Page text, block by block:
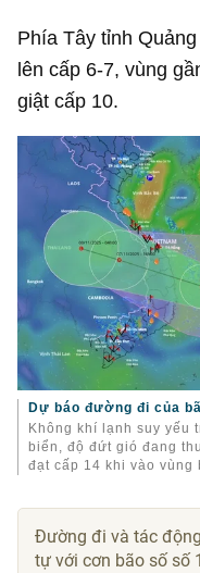
Phía Tây tỉnh
lên cấp 6-7, vùng
giật cấp 10.
Dự báo đường đi của
Không khí lạnh suy yếu
biển, độ đứt gió đang
đạt cấp 14 khi vào
Đường đi và tác
tự với cơn bão số số